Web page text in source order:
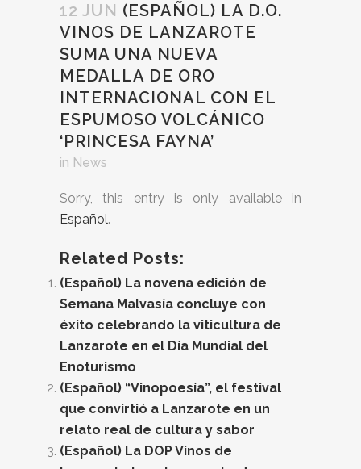
12 JUN (ESPAÑOL) LA D.O.
VINOS DE LANZAROTE
SUMA UNA NUEVA
MEDALLA DE ORO
INTERNACIONAL CON EL
ESPUMOSO VOLCÁNICO
‘PRINCESA FAYNA’
in News
Sorry, this entry is only available in
Español.
Related Posts:
(Español) La novena edición de
Semana Malvasía concluye con
éxito celebrando la viticultura de
Lanzarote en el Día Mundial del
Enoturismo
(Español) “Vinopoesía”, el festival
que convirtió a Lanzarote en un
relato real de cultura y sabor
(Español) La DOP Vinos de